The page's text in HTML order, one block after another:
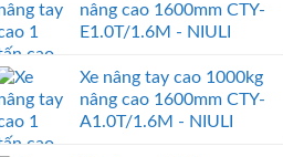
nâng cao 1600mm CTY-
E1.0T/1.6M - NIULI
Xe nâng tay cao 1000kg
nâng cao 1600mm CTY-
A1.0T/1.6M - NIULI